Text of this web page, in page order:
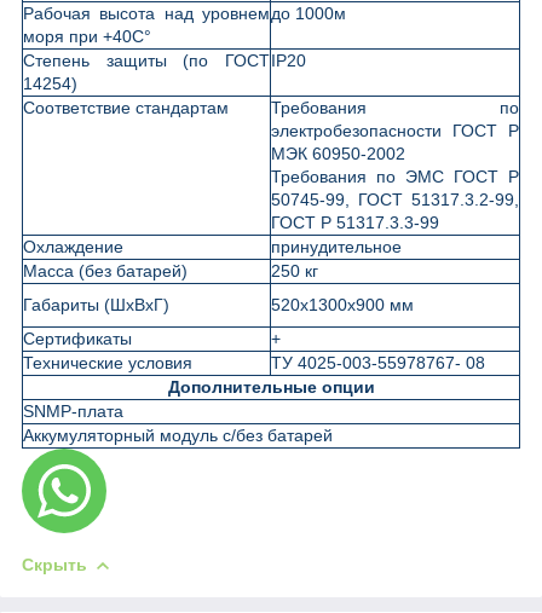
Рабочая высота над уровнем
моря при +40С°
до 1000м
Степень защиты (по ГОСТ
14254)
IP20
Соответствие стандартам
Требования по
электробезопасности ГОСТ Р
МЭК 60950-2002
Требования по ЭМС ГОСТ Р
50745-99, ГОСТ 51317.3.2-99,
ГОСТ Р 51317.3.3-99
Охлаждение
принудительное
Масса (без батарей)
250 кг
Габариты (ШхВхГ)
520х1300х900 мм
Сертификаты
+
Технические условия
ТУ 4025-003-55978767- 08
Дополнительные опции
SNMP-плата
Аккумуляторный модуль с/без батарей
Скрыть